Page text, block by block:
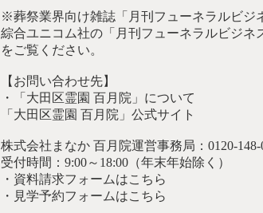
※葬祭業界向け雑誌「月刊フューネラルビジ
綜合ユニコム社の「月刊フューネラルビジネ
をご覧ください。
【お問い合わせ先】
・「大田区霊園 百月院」について
「大田区霊園 百月院」公式サイト
株式会社まなか 百月院運営事務局：0120-148-
受付時間：9:00～18:00（年末年始除く）
・資料請求フォームはこちら
・見学予約フォームはこちら